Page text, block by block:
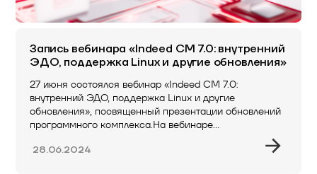
Запись вебинара «Indeed CM 7.0: внутренний
ЭДО, поддержка Linux и другие обновления»
27 июня состоялся вебинар «Indeed CM 7.0:
внутренний ЭДО, поддержка Linux и другие
обновления», посвященный презентации обновлений
программного комплекса.На вебинаре…
28.06.2024